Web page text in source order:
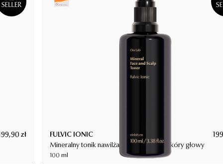
zł FULVIC IONIC
Mineralny tonik nawilżający do twarzy i skóry głowy
100 ml